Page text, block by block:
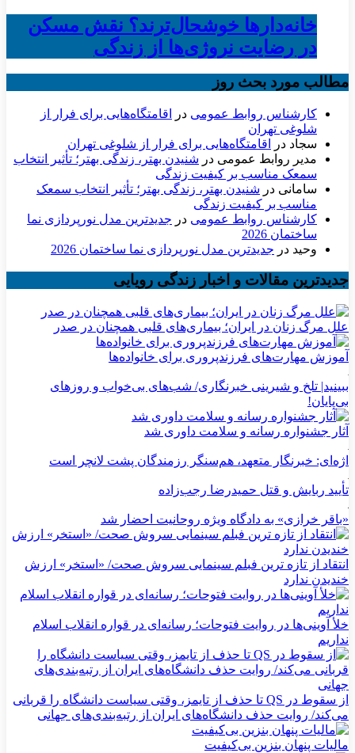
خانه‌دارها خوشحال‌ترند؟ نقش مسکن
در رضایت نروژی‌ها از زندگی
مطالب مورد بحث روز
کارشناس روابط عمومی در
اقامتگاه‌هایی برای فرار از
شلوغی تهران
سجاد در
اقامتگاه‌هایی برای فرار از شلوغی تهران
مدیر روابط عمومی در شنیدن بهتر، زندگی بهتر؛ تأثیر انتخاب
سمعک مناسب بر کیفیت زندگی
سامانی در شنیدن بهتر، زندگی بهتر؛ تأثیر انتخاب سمعک
مناسب بر کیفیت زندگی
کارشناس روابط عمومی در جدیدترین مدل نورپردازی نما
ساختمان 2026
وحید در جدیدترین مدل نورپردازی نما ساختمان 2026
جدیدترین مقالات و اخبار زندگی رویایی
علل مرگ زنان در ایران؛ بیماری‌های قلبی همچنان در صدر
آموزش مهارت‌های فرزندپروری برای خانواده‌ها
ببینید| تلخ و شیرینی خبرنگاری/‌ شب‌های بی‌خواب و روزهای
بی‌پایان!
آثار جشنواره رسانه و سلامت داوری شد
اژه‌ای: خبرنگار متعهد، هم‌سنگر رزمندگان پشت لانچر است
تأیید ربایش و قتل حمیدرضا رجب‌زاده
«باقر خرازی» به دادگاه ویژه روحانیت احضار شد
انتقاد از تازه ترین فبلم سینمایی سروش صحت/ «استخر» ارزش
خندیدن ندارد
خلأ آوینی‌ها در روایت فتوحات؛ رسانه‌ای در قواره انقلاب اسلام
نداریم
از سقوط در QS تا حذف از تایمز، وقتی سیاست دانشگاه را قربانی
می‌کند/ روایت حذف دانشگاه‌های ایران از رتبه‌بندی‌های جهانی
مالیات پنهان بنزین بی‌کیفیت